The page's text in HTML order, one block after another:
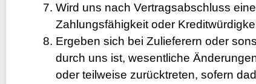
Wird uns nach Vertragsabschluss
Zahlungsfähigkeit oder
Ergeben sich bei Zulieferern oder
durch uns ist, wesentliche
oder teilweise zurücktreten, sofern